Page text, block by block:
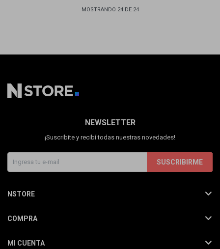
MOSTRANDO 24DE 24
NEWSLETTER
¡Suscribite y recibí todas nuestras novedades!
SUSCRIBIRME
NSTORE
COMPRA
MI CUENTA